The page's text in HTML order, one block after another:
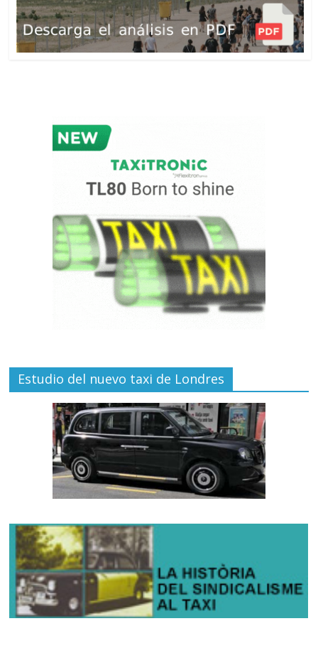
Estudio del nuevo taxi de Londres